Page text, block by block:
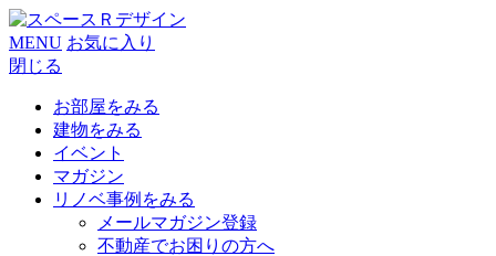
MENU お気に入り
閉じる
お部屋をみる
建物をみる
イベント
マガジン
リノベ事例をみる
メールマガジン登録
不動産でお困りの方へ